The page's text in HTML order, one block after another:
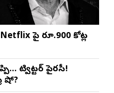
పై రూ.900 కోట్ల
ట్విట్టర్ పైరసీ!
షో?